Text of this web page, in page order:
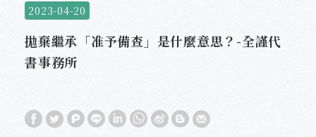
2023-04-20
拋棄繼承「准予備查」是什麼意思？-全謹代
書事務所